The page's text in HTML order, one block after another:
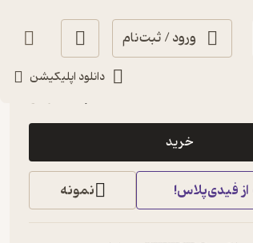
ورود / ثبت‌نام
دانلود اپلیکیشن
آموزنده 🦉 (1
144,900
خرید
از فیدی‌پلاس! نمونه